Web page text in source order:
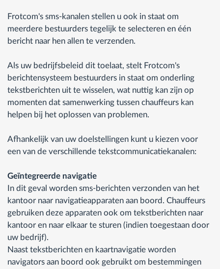
Frotcom's sms-kanalen stellen u ook in staat om
meerdere bestuurders tegelijk te selecteren en één
bericht naar hen allen te verzenden.
Als uw bedrijfsbeleid dit toelaat, stelt Frotcom's
berichtensysteem bestuurders in staat om onderling
tekstberichten uit te wisselen, wat nuttig kan zijn op
momenten dat samenwerking tussen chauffeurs kan
helpen bij het oplossen van problemen.
Afhankelijk van uw doelstellingen kunt u kiezen voor
een van de verschillende tekstcommunicatiekanalen:
Geïntegreerde navigatie
In dit geval worden sms-berichten verzonden van het
kantoor naar navigatieapparaten aan boord. Chauffeurs
gebruiken deze apparaten ook om tekstberichten naar
kantoor en naar elkaar te sturen (indien toegestaan door
uw bedrijf).
Naast tekstberichten en kaartnavigatie worden
navigators aan boord ook gebruikt om bestemmingen